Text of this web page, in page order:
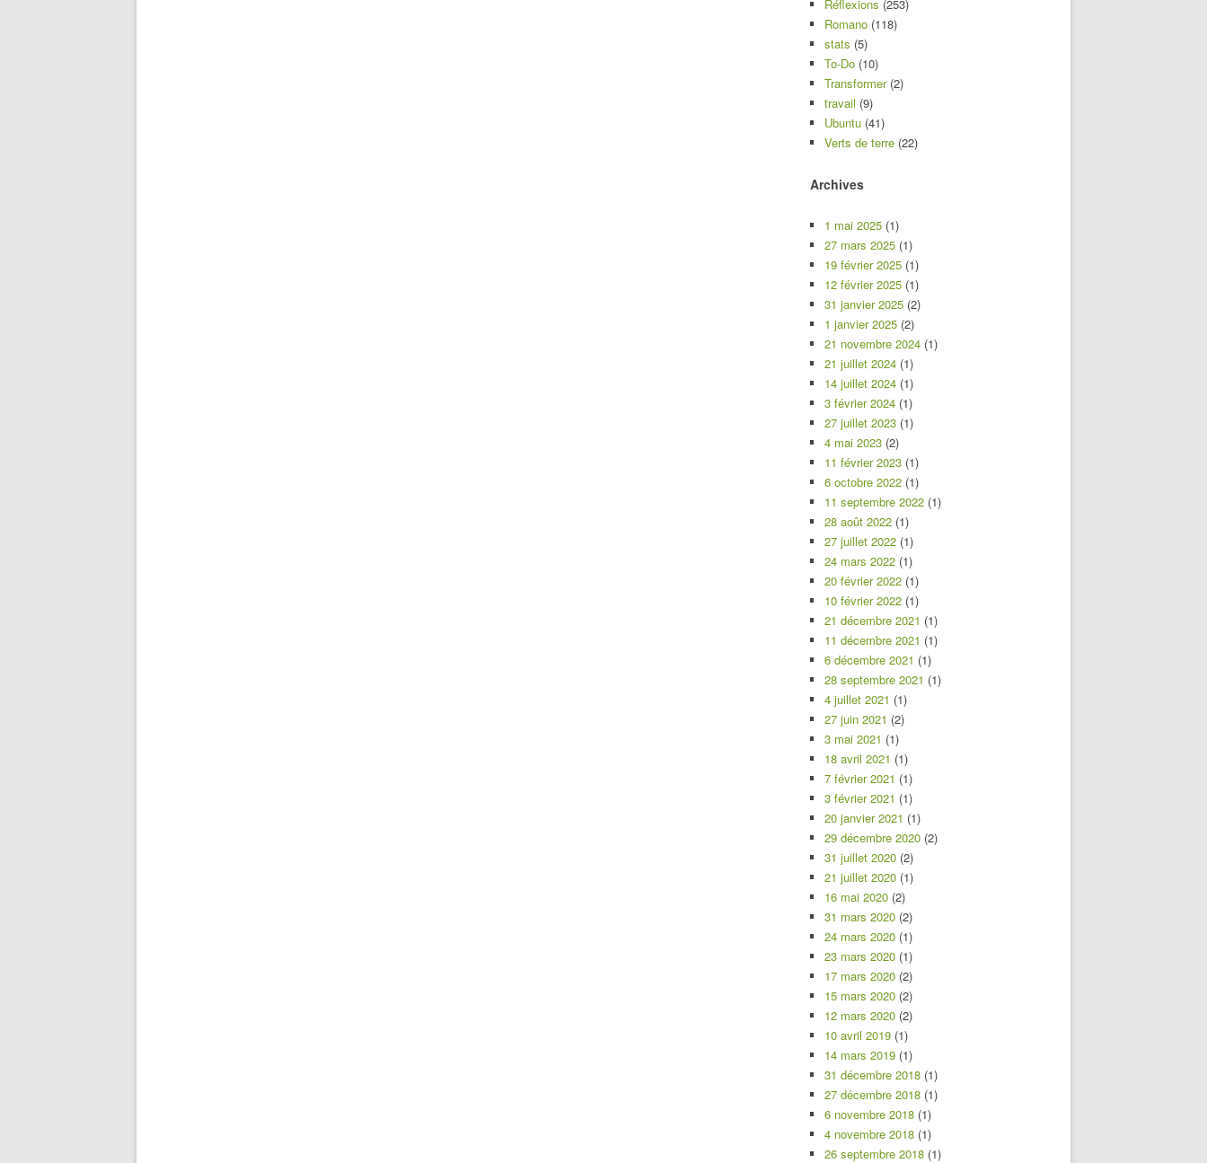
Réflexions (253)
Romano (118)
stats (5)
To-Do (10)
Transformer(2)
travail (9)
Ubuntu (41)
Verts de terre (22)
Archives
1 mai 2025 (1)
27 mars 2025 (1)
19 février 2025 (1)
12 février 2025 (1)
31 janvier 2025 (2)
1 janvier 2025 (2)
21 novembre 2024 (1)
21 juillet 2024 (1)
14 juillet 2024 (1)
3 février 2024 (1)
27 juillet 2023 (1)
4 mai 2023 (2)
11 février 2023 (1)
6 octobre 2022 (1)
11 septembre 2022 (1)
28 août 2022 (1)
27 juillet 2022 (1)
24 mars 2022 (1)
20 février 2022 (1)
10 février 2022 (1)
21 décembre 2021 (1)
11 décembre 2021 (1)
6 décembre 2021 (1)
28 septembre 2021 (1)
4 juillet 2021 (1)
27 juin 2021 (2)
3 mai 2021 (1)
18 avril 2021 (1)
7 février 2021 (1)
3 février 2021 (1)
20 janvier 2021 (1)
29 décembre 2020 (2)
31 juillet 2020 (2)
21 juillet 2020 (1)
16 mai 2020 (2)
31 mars 2020 (2)
24 mars 2020 (1)
23 mars 2020 (1)
17 mars 2020 (2)
15 mars 2020 (2)
12 mars 2020 (2)
10 avril 2019 (1)
14 mars 2019 (1)
31 décembre 2018 (1)
27 décembre 2018 (1)
6 novembre 2018 (1)
4 novembre 2018 (1)
26 septembre 2018 (1)